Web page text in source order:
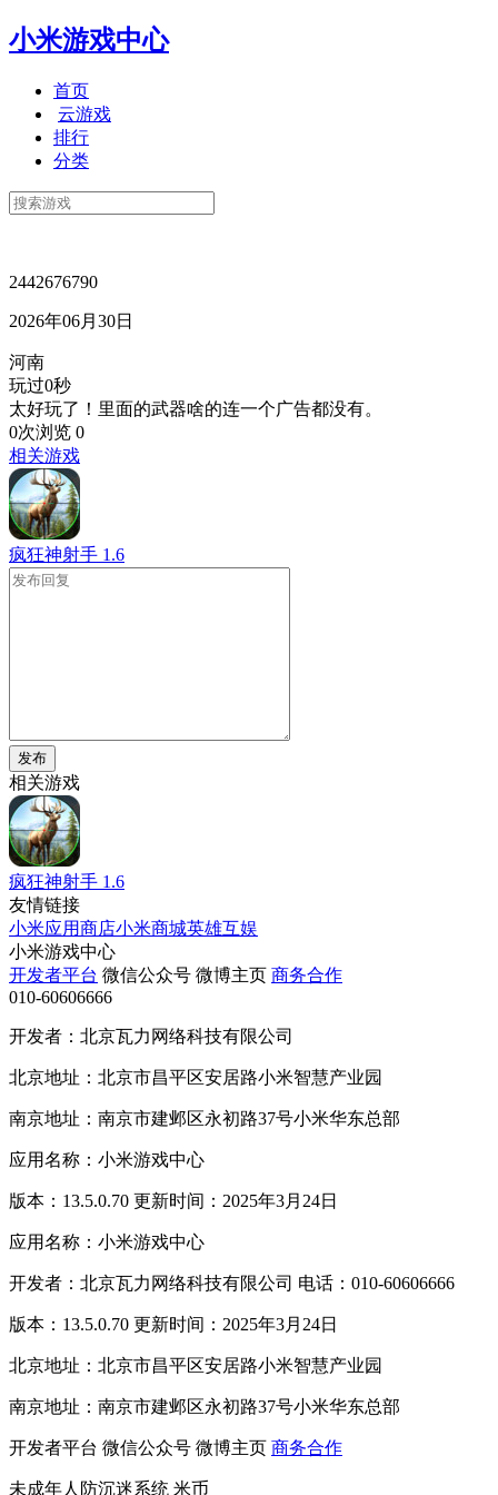
小米游戏中心
首页
云游戏
排行
分类
2442676790
2026年06月30日
河南
玩过0秒
太好玩了！里面的武器啥的连一个广告都没有。
0次浏览 0
相关游戏
疯狂神射手 1.6
发布
相关游戏
疯狂神射手 1.6
友情链接
小米应用商店小米商城英雄互娱
小米游戏中心
开发者平台 微信公众号 微博主页 商务合作
010-60606666
开发者：北京瓦力网络科技有限公司
北京地址：北京市昌平区安居路小米智慧产业园
南京地址：南京市建邺区永初路37号小米华东总部
应用名称：小米游戏中心
版本：13.5.0.70 更新时间：2025年3月24日
应用名称：小米游戏中心
开发者：北京瓦力网络科技有限公司 电话：010-60606666
版本：13.5.0.70 更新时间：2025年3月24日
北京地址：北京市昌平区安居路小米智慧产业园
南京地址：南京市建邺区永初路37号小米华东总部
开发者平台 微信公众号 微博主页 商务合作
未成年人防沉迷系统 米币